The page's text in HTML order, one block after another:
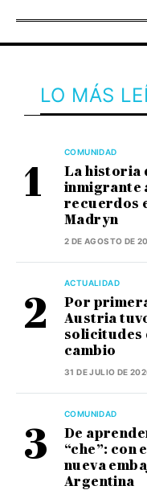
LO MÁS
COMUNIDAD
La historia
inmigrante
recuerdos
Madryn
2 DE AGOSTO DE
ACTUALIDAD
Por
Austria
solicitudes
cambio
31 DE JULIO DE
COMUNIDAD
De
“che”: con
nueva
Argentina